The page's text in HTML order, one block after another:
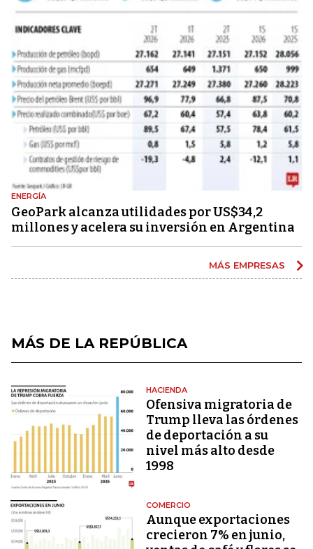
ENERGÍA
GeoPark alcanza utilidades por US$34,2
millones y acelera su inversión en Argentina
MÁS EMPRESAS
MÁS DE LA REPÚBLICA
HACIENDA
Ofensiva migratoria de
Trump lleva las órdenes
de deportación a su
nivel más alto desde
1998
COMERCIO
Aunque exportaciones
crecieron 7% en junio,